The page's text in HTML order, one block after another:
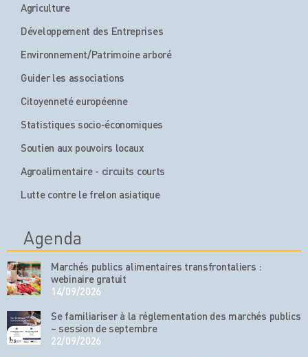
Agriculture
Développement des Entreprises
Environnement/Patrimoine arboré
Guider les associations
Citoyenneté européenne
Statistiques socio-économiques
Soutien aux pouvoirs locaux
Agroalimentaire - circuits courts
Lutte contre le frelon asiatique
Agenda
Marchés publics alimentaires transfrontaliers :
webinaire gratuit
14/09/2026
Se familiariser à la réglementation des marchés publics
– session de septembre
22/09/2026